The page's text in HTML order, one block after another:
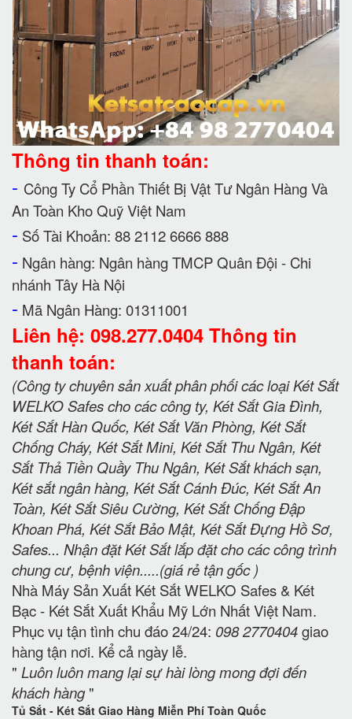
Thông tin thanh toán:
- Công Ty Cổ Phần Thiết Bị Vật Tư Ngân Hàng Và
An Toàn Kho Quỹ Việt Nam
- Số Tài Khoản: 88 2112 6666 888
- Ngân hàng: Ngân hàng TMCP Quân Đội - Chi
nhánh Tây Hà Nội
- Mã Ngân Hàng: 01311001
Liên hệ: 098.277.0404 Thông tin
thanh toán:
(Công ty chuyên sản xuất phân phối các loại Két Sắt
WELKO Safes cho các công ty, Két Sắt Gia Đình,
Két Sắt Hàn Quốc, Két Sắt Văn Phòng, Két Sắt
Chống Cháy, Két Sắt Mini, Két Sắt Thu Ngân, Két
Sắt Thả Tiền Quầy Thu Ngân, Két Sắt khách sạn,
Két sắt ngân hàng, Két Sắt Cánh Đúc, Két Sắt An
Toàn, Két Sắt Siêu Cường, Két Sắt Chống Đập
Khoan Phá, Két Sắt Bảo Mật, Két Sắt Đựng Hồ Sơ,
Safes... Nhận đặt Két Sắt lắp đặt cho các công trình
chung cư, bệnh viện.....(giá rẻ tận gốc )
Nhà Máy Sản Xuất Két Sắt WELKO Safes & Két
Bạc - Két Sắt Xuất Khẩu Mỹ Lớn Nhất Việt Nam.
Phục vụ tận tình chu đáo 24/24: 098 2770404giao
hàng tận nơi. Kể cả ngày lễ.
" Luôn luôn mang lại sự hài lòng mong đợi đến
khách hàng"
Tủ Sắt - Két Sắt Giao Hàng Miễn Phí Toàn Quốc